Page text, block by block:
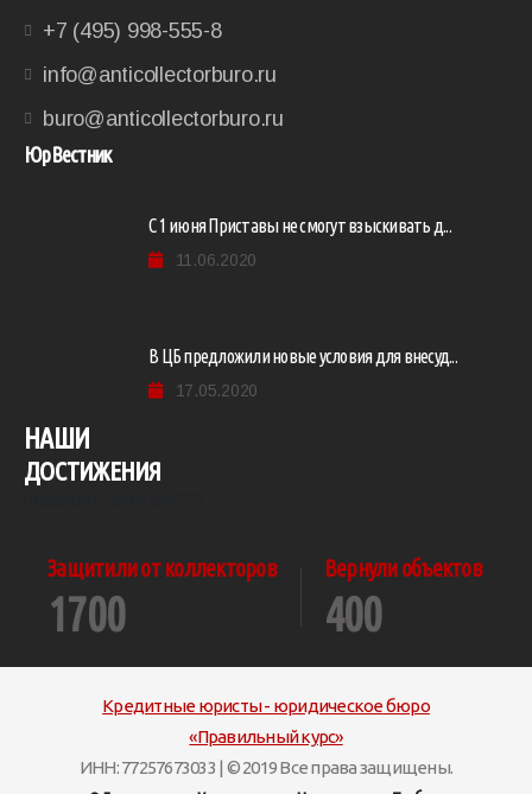
+7 (495) 998-555-8
info@anticollectorburo.ru
buro@anticollectorburo.ru
ЮрВестник
С 1 июня Приставы не смогут взыскивать д...
11.06.2020
В ЦБ предложили новые условия для внесуд...
17.05.2020
НАШИ
ДОСТИЖЕНИЯ
Защитили от коллекторов
1700
Вернули объектов
400
Кредитные юристы - юридическое бюро
«Правильный курс»
ИНН: 77257673033 | © 2019 Все права защищены.